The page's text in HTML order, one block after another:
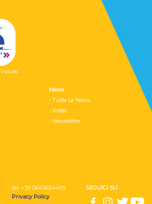
News
- Tutte Le News
- Video
- Newsletter
tel: ‭+39 0645654499
Privacy Policy
SEGUICI SU